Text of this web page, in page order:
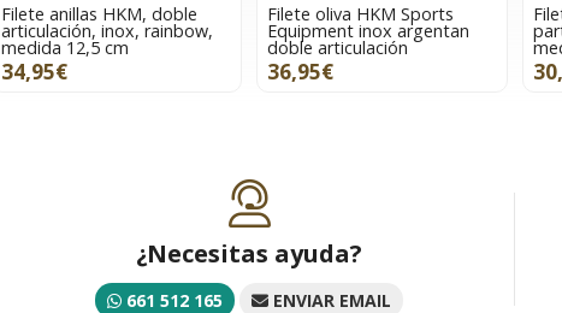
Filete anillas HKM, doble
articulación, inox, rainbow,
medida 12,5 cm
34,95€
Filete oliva HKM Sports
Equipment inox argentan
doble articulación
36,95€
¿Necesitas ayuda?
661 512 165 ENVIAR EMAIL